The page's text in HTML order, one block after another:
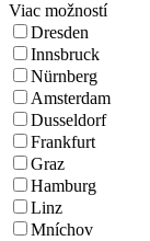
Viac možností
Dresden
Innsbruck
Nürnberg
Amsterdam
Dusseldorf
Frankfurt
Graz
Hamburg
Linz
Mníchov